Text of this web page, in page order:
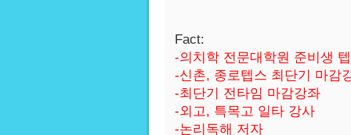
Fact:
-의치학 전문대학원 준비생
-신촌, 종로텝스 최단기 마감
-최단기 전타임 마감강좌
-외고, 특목고 일타 강사
-논리독해 저자